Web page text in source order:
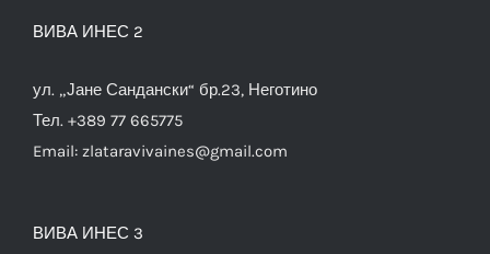
ВИВА ИНЕС 2
ул. „Јане Сандански“ бр.23, Неготино
Тел. +389 77 665775
Email: zlataravivaines@gmail.com
ВИВА ИНЕС 3